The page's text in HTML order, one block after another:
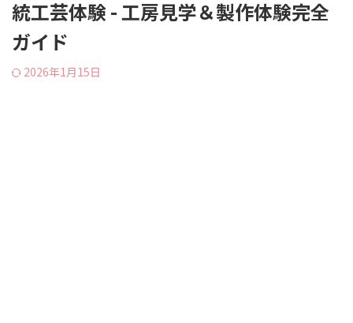
統工芸体験 - 工房見学＆製作体験完全
ガイド
2026年1月15日